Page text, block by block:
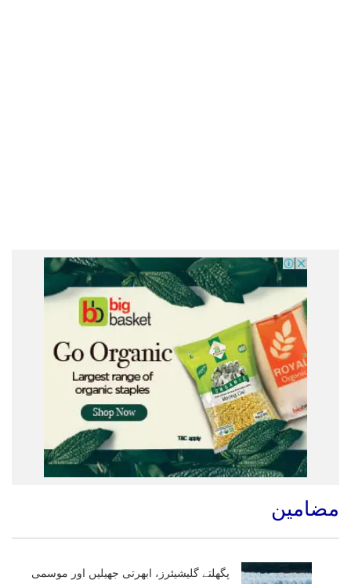
مضامین
پگھلتے گلیشیئرز، ابھرتی جھیلیں اور موسمی